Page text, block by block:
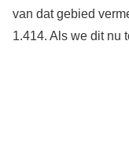
van dat gebied
1.414. Als we dit nu